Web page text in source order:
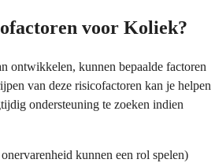
voor Koliek?
ontwikkelen, kunnen bepaalde factoren
van deze risicofactoren kan je helpen
ondersteuning te zoeken indien
kunnen een rol spelen)